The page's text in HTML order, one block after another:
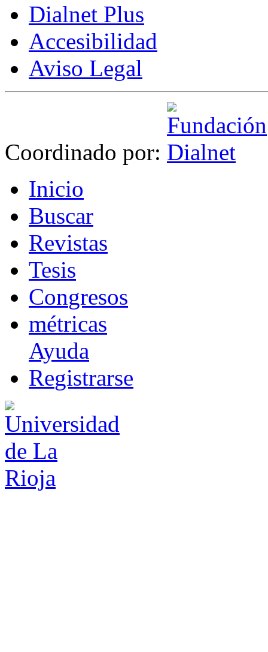
Dialnet Plus
Accesibilidad
Aviso Legal
Coordinado por:
Inicio
Buscar
Revistas
Tesis
Congresos
métricas
Ayuda
Registrarse